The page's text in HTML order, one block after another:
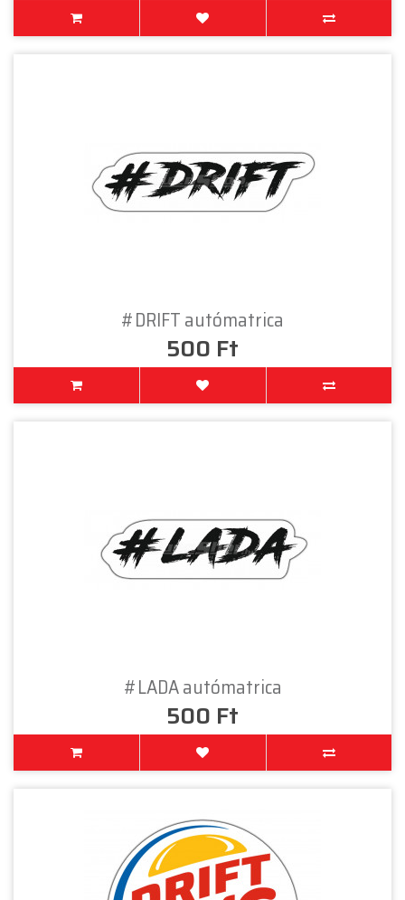
#DRIFT autómatrica
500 Ft
#LADA autómatrica
500 Ft